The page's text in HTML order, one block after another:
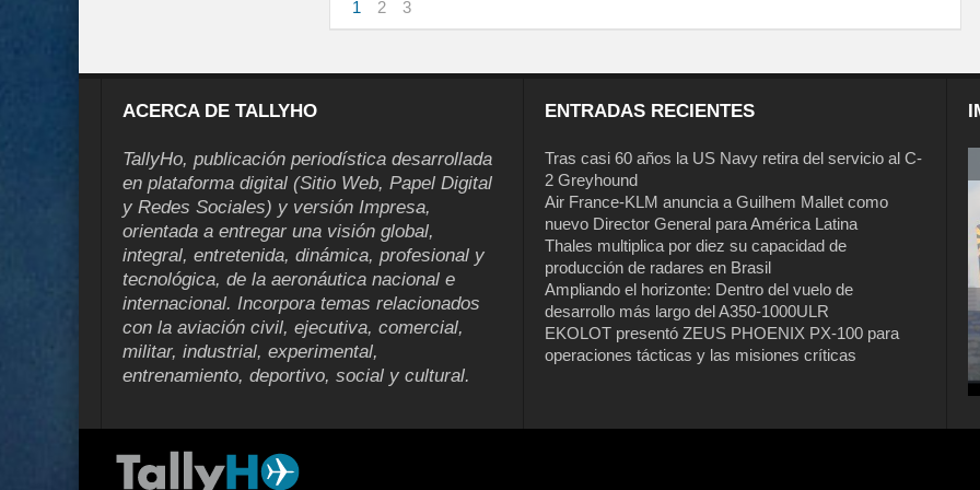
1 2 3
ACERCA DE TALLYHO
TallyHo, publicación periodística desarrollada
en plataforma digital (Sitio Web, Papel Digital
y Redes Sociales) y versión Impresa,
orientada a entregar una visión global,
integral, entretenida, dinámica, profesional y
tecnológica, de la aeronáutica nacional e
internacional. Incorpora temas relacionados
con la aviación civil, ejecutiva, comercial,
militar, industrial, experimental,
entrenamiento, deportivo, social y cultural.
ENTRADAS RECIENTES
Tras casi 60 años la US Navy retira del servicio al C-
2 Greyhound
Air France-KLM anuncia a Guilhem Mallet como
nuevo Director General para América Latina
Thales multiplica por diez su capacidad de
producción de radares en Brasil
Ampliando el horizonte: Dentro del vuelo de
desarrollo más largo del A350-1000ULR
EKOLOT presentó ZEUS PHOENIX PX-100 para
operaciones tácticas y las misiones críticas
Tras casi 60 años la US Navy retira del
servicio al C-2 Greyhound